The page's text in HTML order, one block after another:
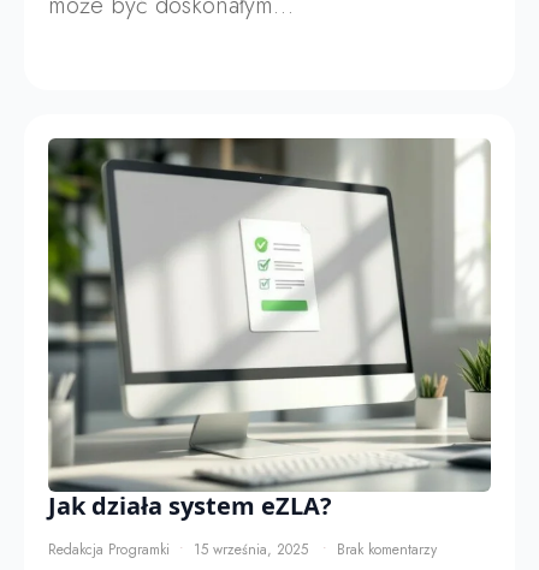
Jak działa system eZLA?
Redakcja Programki 15 września, 2025 Brak komentarzy